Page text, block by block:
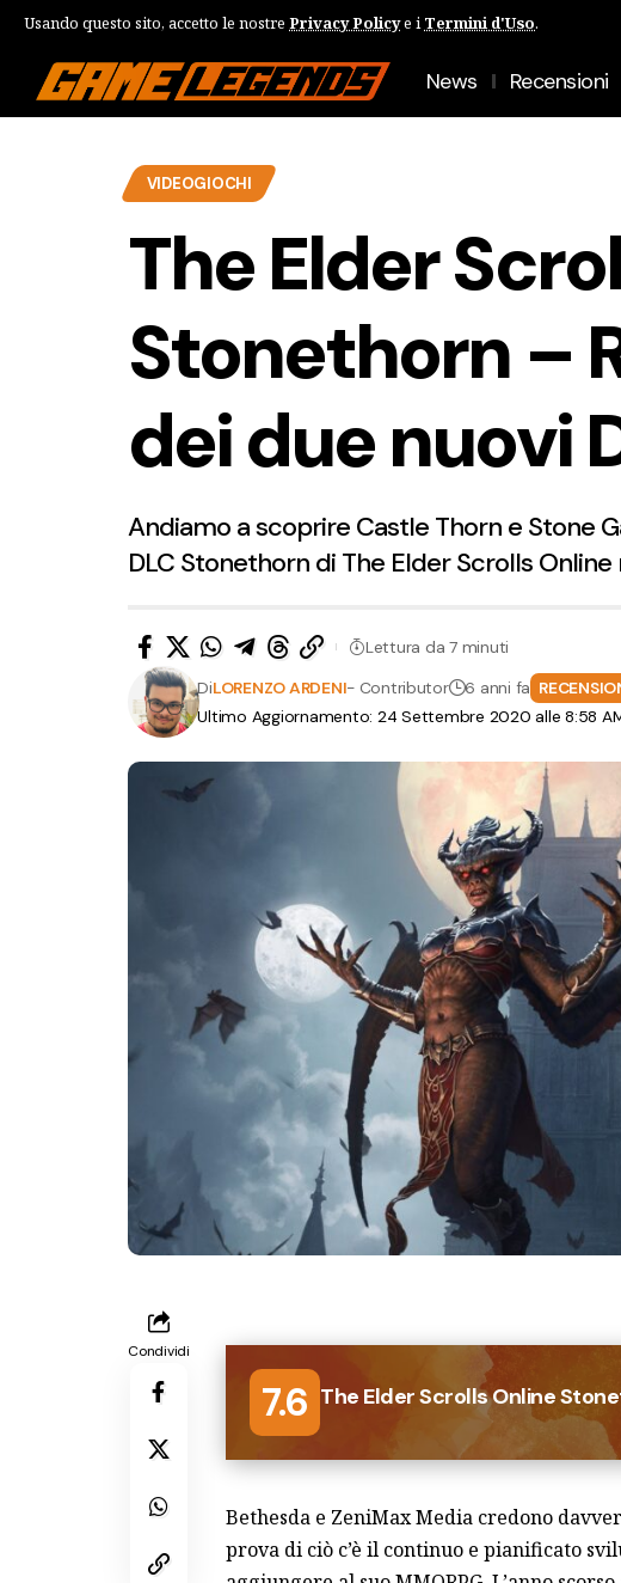
Usando questo sito, accetto le nostre Privacy Policye i Termini d'Uso.
News Recensioni
VIDEOGIOCHI
The Elder
Stonethorn –
dei due nuovi
Andiamo a scoprire Castle Thorn e Stone
DLC Stonethorn di The Elder Scrolls
Ultimo Aggiornamento: 24 Settembre 2020 alle 8:58
DiLORENZO ARDENI- Contributor 6 anni fa
Lettura da 7 minuti
Condividi
7.6 The Elder Scrolls Online
Bethesda e ZeniMax Media credono
prova di ciò c’è il continuo e pianificato